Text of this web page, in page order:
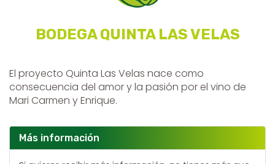
BODEGA QUINTA LAS VELAS
El proyecto Quinta Las Velas nace como
consecuencia del amor y la pasión por el vino de
Mari Carmen y Enrique.
Más información